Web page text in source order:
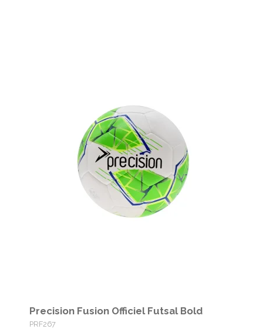
Precision Fusion Officiel Futsal Bold
PRF267